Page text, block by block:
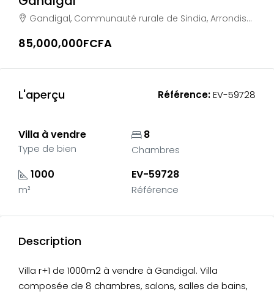
Gandigal, Communauté rurale de Sindia, Arrondissement de Sindia, Département de M'bour, Région de Thiès, 23000, Sénégal
85,000,000FCFA
L'aperçu Référence:EV-59728
Villa à vendre
Type de bien
8
Chambres
1000
m²
EV-59728
Référence
Description
Villa r+1 de 1000m2 à vendre à Gandigal. Villa
composée de 8 chambres, salons, salles de bains,